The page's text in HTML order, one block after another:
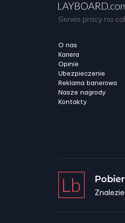
Serwis pracy na
O nas
Kariera
Opinie
Ubezpieczenie
Reklama banerowa
Nasze nagrody
Kontakty